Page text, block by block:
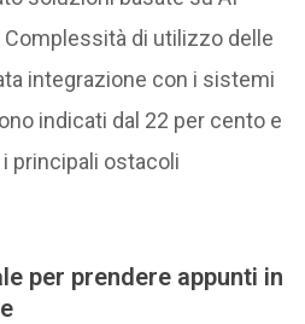
Complessità di utilizzo delle
integrazione con i sistemi
indicati dal 22 per cento e
principali ostacoli
per prendere appunti in